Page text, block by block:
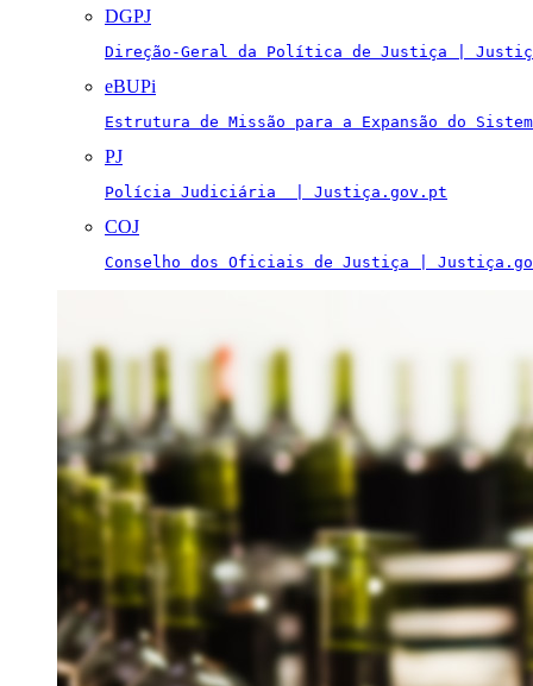
DGPJ
Direção-Geral da Política de Justiça |
eBUPi
Estrutura de Missão para a Expansão do
PJ
Polícia Judiciária  | Justiça.gov.pt
COJ
Conselho dos Oficiais de Justiça |